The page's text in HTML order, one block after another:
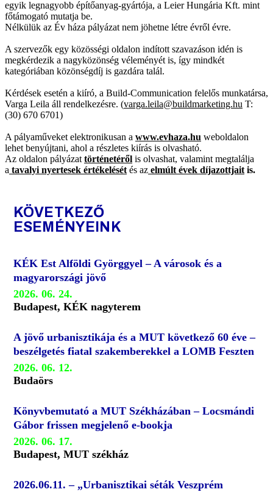
egyik legnagyobb építőanyag-gyártója, a Leier Hungária Kft. mint
főtámogató mutatja be.
Nélkülük az Év háza pályázat nem jöhetne létre évről évre.
A szervezők egy közösségi oldalon indított szavazáson idén is
megkérdezik a nagyközönség véleményét is, így mindkét
kategóriában közönségdíj is gazdára talál.
Kérdések esetén a kiíró, a Build-Communication felelős munkatársa,
Varga Leila áll rendelkezésre. (varga.leila@buildmarketing.hu T:
(30) 670 6701)
A pályaműveket elektronikusan a www.evhaza.hu weboldalon
lehet benyújtani, ahol a részletes kiírás is olvasható.
Az oldalon pályázat történetéről is olvashat, valamint megtalálja
a tavalyi nyertesek értékelését és az elmúlt évek díjazottjait is.
KÖVETKEZŐ
ESEMÉNYEINK
KÉK Est Alföldi Györggyel – A városok és a
magyarországi jövő
2026. 06. 24.
Budapest, KÉK nagyterem
A jövő urbanisztikája és a MUT következő 60 éve –
beszélgetés fiatal szakemberekkel a LOMB Feszten
2026. 06. 12.
Budaörs
Könyvbemutató a MUT Székházában – Locsmándi
Gábor frissen megjelenő e-bookja
2026. 06. 17.
Budapest, MUT székház
2026.06.11. – „Urbanisztikai séták Veszprém